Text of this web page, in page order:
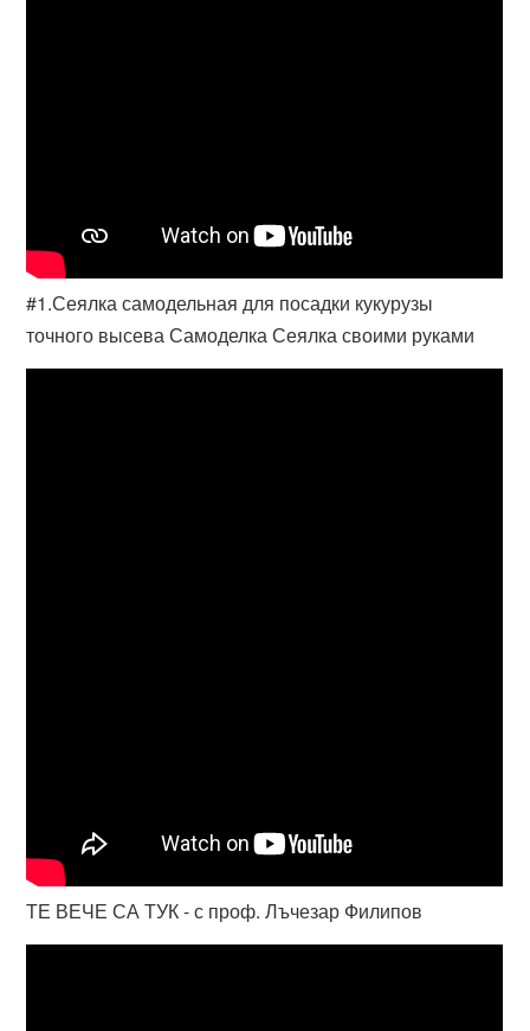
#1.Сеялка самодельная для посадки кукурузы
точного высева Самоделка Сеялка своими руками
ТЕ ВЕЧЕ СА ТУК - с проф. Лъчезар Филипов